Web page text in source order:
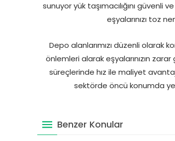
sunuyor yük taşımacılığını
eşyalarınızı toz
Depo alanlarımızı düzenli olarak
önlemleri alarak eşyalarınızın
süreçlerinde hız ile maliyet
sektörde öncü konumda
Benzer Konular